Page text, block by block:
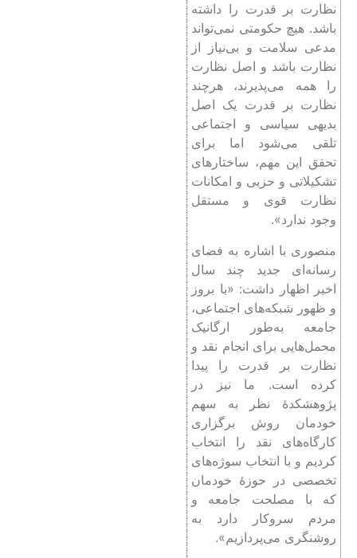
نظارت بر قدرت را داشته
باشد. هیچ حکومتی نمی‌تواند
مدعی سلامت و بی‌نیاز از
نظارت باشد و اصل نظارت
را همه می‌پذیرند، هرچند
نظارت بر قدرت یک اصل
بدیهی سیاسی و اجتماعی
تلقی می‌شود اما برای
تحقق این مهم، ساختارهای
تشکیلاتی و حزبی و امکانات
نظارت قوی و مستقل
وجود ندارد».
منصوری با اشاره به فضای
رسانه‌ای جدید چند سال
اخیر اظهار داشت: «با بروز
و ظهور شبکه‌های اجتماعی،
جامعه به‌طور ارگانیک
محمل‌هایی برای انجام نقد و
نظارت بر قدرت را پیدا
کرده است. ما نیز در
پژوهشکدۀ نظر به سهم
خودمان روش برگزاری
کارگاه‌های نقد را انتخاب
کردیم و با انتخاب سوژه‌های
تخصصی در حوزۀ خودمان
که با مصلحت جامعه و
مردم سروکار دارد به
روشنگری می‌پردازیم».